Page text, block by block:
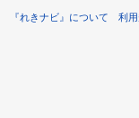
『れきナビ』について 利